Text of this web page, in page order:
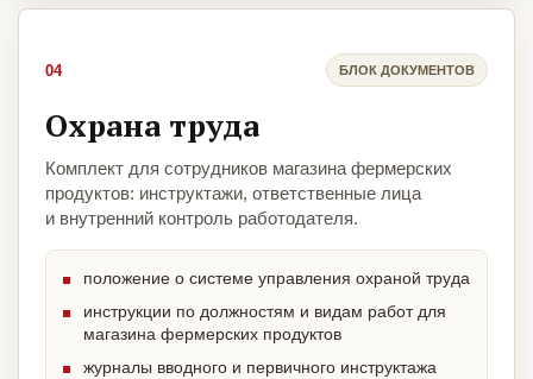
04 БЛОК ДОКУМЕНТОВ
Охрана труда
Комплект для сотрудников магазина фермерских
продуктов: инструктажи, ответственные лица
и внутренний контроль работодателя.
положение о системе управления охраной труда
инструкции по должностям и видам работ для
магазина фермерских продуктов
журналы вводного и первичного инструктажа